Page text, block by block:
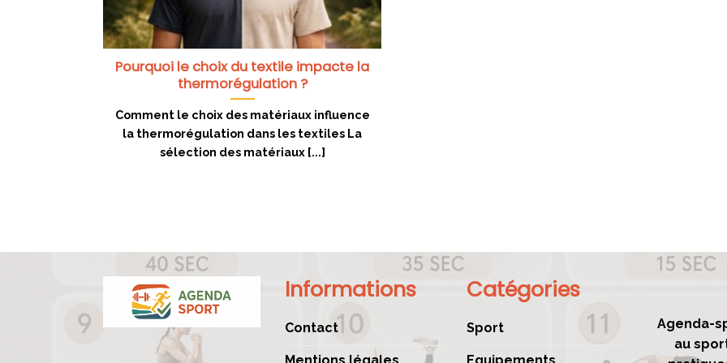
Pourquoi le choix du textile impacte la
thermorégulation ?
Comment le choix des matériaux influence
la thermorégulation dans les textiles La
sélection des matériaux [...]
Informations
Contact
Mentions légales
Catégories
Sport
Equipements
Agenda-
au